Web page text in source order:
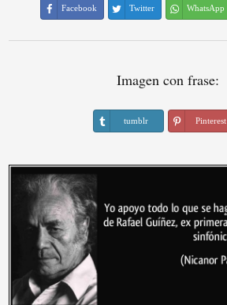
Facebook Twitter WhatsApp
Imagen con frase:
tumblr Pinterest